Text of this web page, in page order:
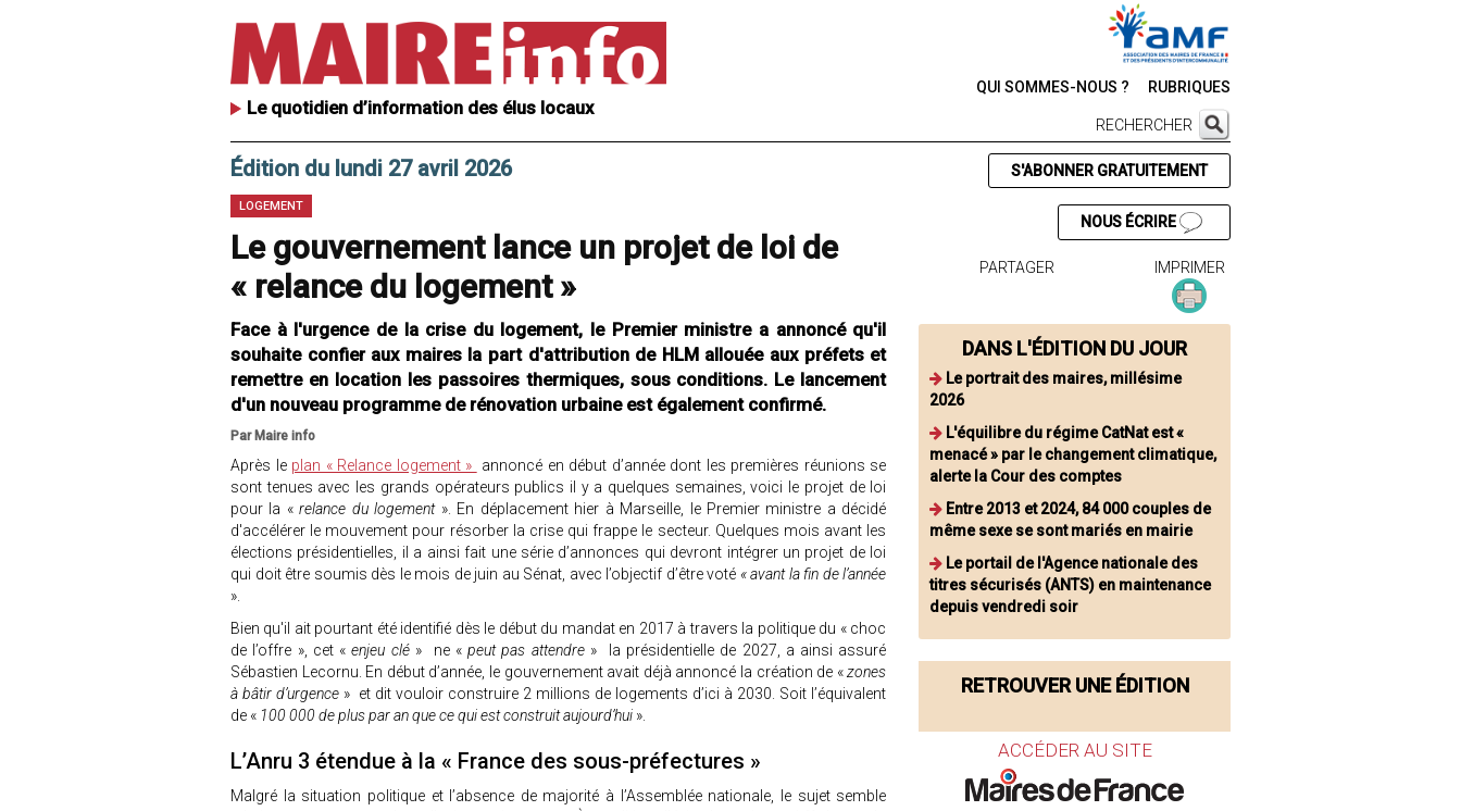
Le quotidien d’information des élus locaux
QUI SOMMES-NOUS ? RUBRIQUES
RECHERCHER
Édition du lundi 27 avril 2026
LOGEMENT
Le gouvernement lance un projet de loi de
« relance du logement »
Face à l'urgence de la crise du logement, le Premier ministre a annoncé qu'il
souhaite confier aux maires la part d'attribution de HLM allouée aux préfets et
remettre en location les passoires thermiques, sous conditions. Le lancement
d'un nouveau programme de rénovation urbaine est également confirmé.
Par Maire info
Après le plan « Relance logement »
annoncé en début d’année dont les premières réunions se
sont tenues avec les grands opérateurs publics il y a quelques semaines, voici le projet de loi
pour la «relance du logement». En déplacement hier à Marseille, le Premier ministre a décidé
d'accélérer le mouvement pour résorber la crise qui frappe le secteur. Quelques mois avant les
élections présidentielles, il a ainsi fait une série d’annonces qui devront intégrer un projet de loi
qui doit être soumis dès le mois de juin au Sénat, avec l’objectif d’être voté « avant la fin de l’année
».
Bien qu'il ait pourtant été identifié dès le début du mandat en 2017 à travers la politique du « choc
de l’offre », cet « enjeu clé » ne «peut pas attendre» la présidentielle de 2027, a ainsi assuré
Sébastien Lecornu. En début d’année, le gouvernement avait déjà annoncé la création de «zones
à bâtir d’urgence » et dit vouloir construire 2 millions de logements d’ici à 2030. Soit l’équivalent
de « 100 000 de plus par an que ce qui est construit aujourd’hui ».
L’Anru 3 étendue à la « France des sous-préfectures »
Malgré la situation politique et l’absence de majorité à l’Assemblée nationale, le sujet semble
S'ABONNER GRATUITEMENT
NOUS ÉCRIRE
PARTAGER IMPRIMER
DANS L'ÉDITION DU JOUR
Le portrait des maires, millésime
2026
L'équilibre du régime CatNat est «
menacé » par le changement climatique,
alerte la Cour des comptes
Entre 2013 et 2024, 84 000 couples de
même sexe se sont mariés en mairie
Le portail de l'Agence nationale des
titres sécurisés (ANTS) en maintenance
depuis vendredi soir
RETROUVER UNE ÉDITION
ACCÉDER AU SITE